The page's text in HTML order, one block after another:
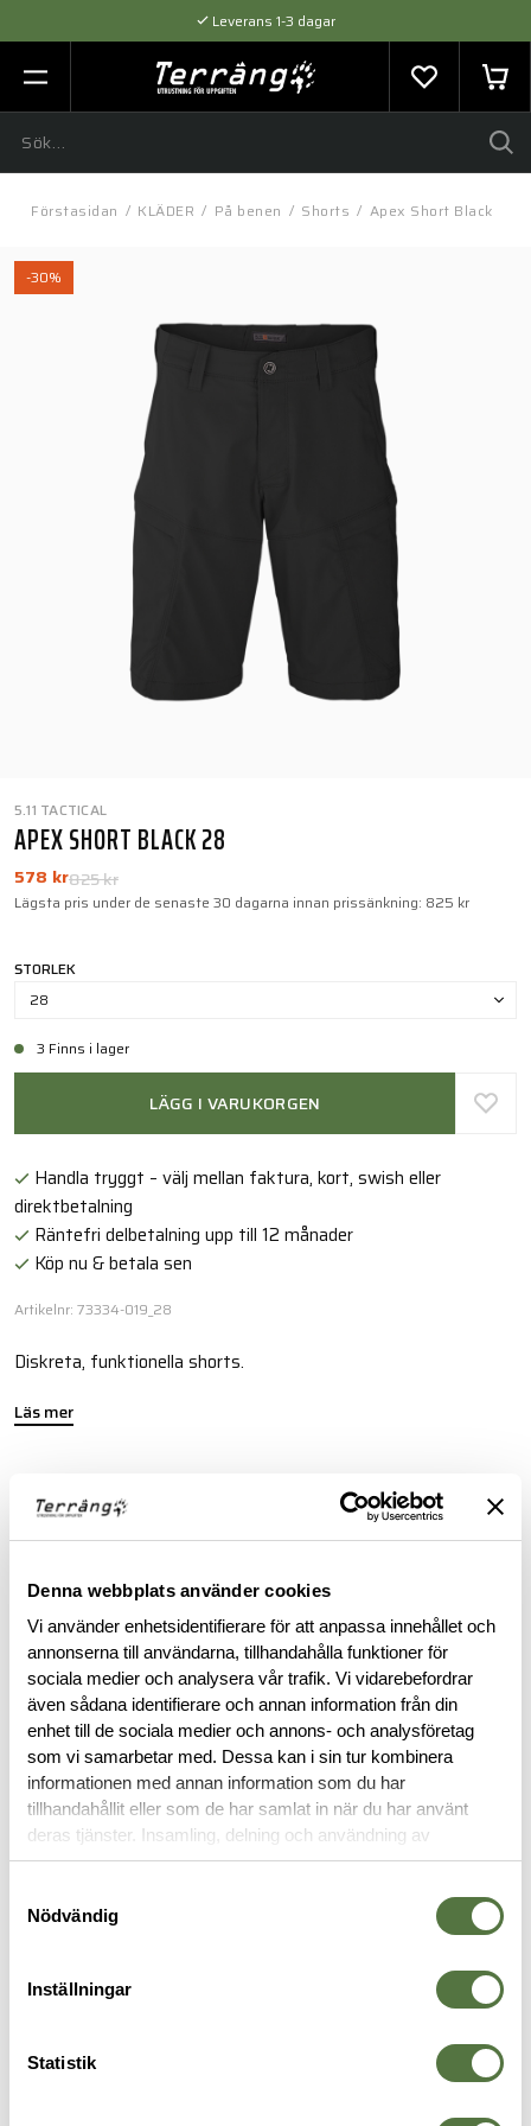
Denna webbplats använder cookies
Vi använder enhetsidentifierare för att anpassa innehållet och
annonserna till användarna, tillhandahålla funktioner för
sociala medier och analysera vår trafik. Vi vidarebefordrar
även sådana identifierare och annan information från din
enhet till de sociala medier och annons- och analysföretag
som vi samarbetar med. Dessa kan i sin tur kombinera
informationen med annan information som du har
tillhandahållit eller som de har samlat in när du har använt
deras tjänster. Insamling, delning och användning av
personuppgifter kan användas för personalisering av
Nödvändig
Inställningar
Statistik
Leverans 1-3 dagar
Flexibel betalning med SVEA
Expertråd & Kvalitetsprodukter
Förstasidan / KLÄDER / På benen / Shorts / Apex Short Black
-30%
5.11 TACTICAL
APEX SHORT BLACK 28
825 kr
578 kr
Lägsta pris under de senaste 30 dagarna innan prissänkning: 825 kr
STORLEK
28
3 Finns i lager
LÄGG I VARUKORGEN
Handla tryggt – välj mellan faktura, kort, swish eller
direktbetalning
Räntefri delbetalning upp till 12 månader
Köp nu & betala sen
Artikelnr: 73334-019_28
Diskreta, funktionella shorts.
Läs mer
BESKRIVNING
RECENSIONER
OM VARUMÄRKET